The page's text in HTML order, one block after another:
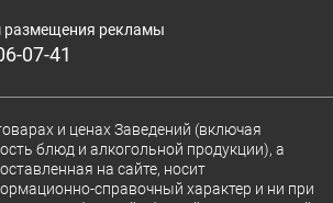
размещения рекламы
07-41
и ценах Заведений (включая
блюд и алкогольной продукции), а
на сайте, носит
справочный характер и ни при